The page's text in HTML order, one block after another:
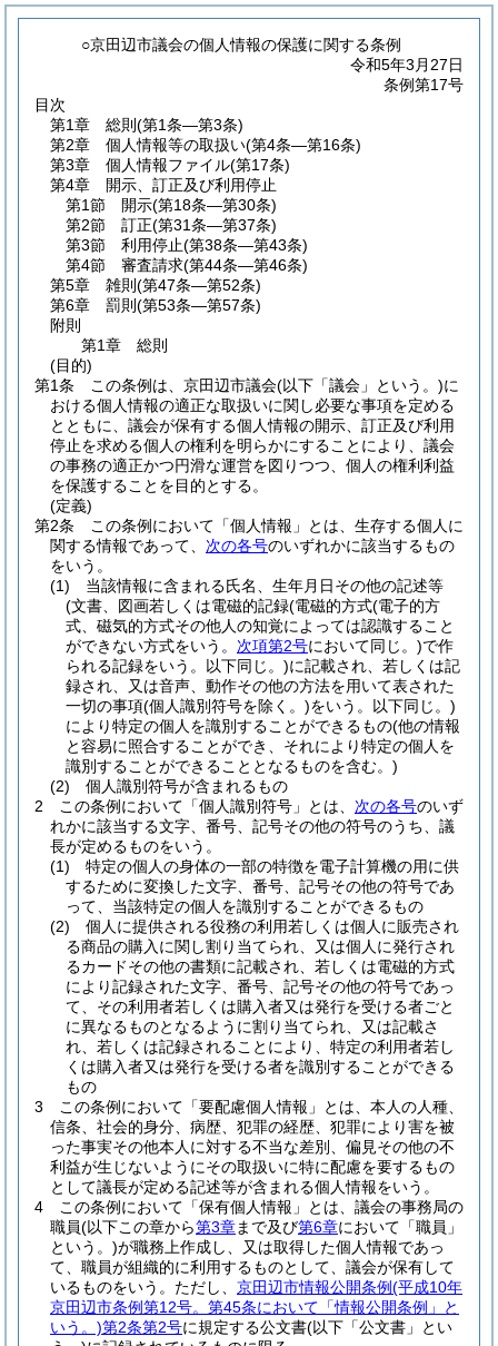
○京田辺市議会の個人情報の保護に関する条例
令和5年3月27日
条例第17号
目次
第1章
総則 (第1条―第3条)
第2章
個人情報等の取扱い(第4条―第16条)
第3章
個人情報ファイル(第17条)
第4章
開示、訂正及び利用停止
第1節
開示(第18条―第30条)
第2節
訂正(第31条―第37条)
第3節
利用停止(第38条―第43条)
第4節
審査請求(第44条―第46条)
第5章
雑則 (第47条―第52条)
第6章
罰則 (第53条―第57条)
附則
第1章
総則
(目的)
第1条
この条例は、京田辺市議会(以下「議会」という。)に
おける個人情報の適正な取扱いに関し必要な事項を定める
とともに、議会が保有する個人情報の開示、訂正及び利用
停止を求める個人の権利を明らかにすることにより、議会
の事務の適正かつ円滑な運営を図りつつ、個人の権利利益
を保護することを目的とする。
(定義)
第2条
この条例において「個人情報」とは、生存する個人に
関する情報であって、 次の各号のいずれかに該当するもの
をいう。
(1)
当該情報に含まれる氏名、生年月日その他の記述等
(文書、図画若しくは電磁的記録(電磁的方式(電子的方
式、磁気的方式その他人の知覚によっては認識すること
ができない方式をいう。 次項第2号において同じ。)で作
られる記録をいう。以下同じ。)に記載され、若しくは記
録され、又は音声、動作その他の方法を用いて表された
一切の事項(個人識別符号を除く。)をいう。以下同じ。)
により特定の個人を識別することができるもの(他の情報
と容易に照合することができ、それにより特定の個人を
識別することができることとなるものを含む。)
(2)
個人識別符号が含まれるもの
2
この条例において「個人識別符号」とは、 次の各号のいず
れかに該当する文字、番号、記号その他の符号のうち、議
長が定めるものをいう。
(1)
特定の個人の身体の一部の特徴を電子計算機の用に供
するために変換した文字、番号、記号その他の符号であ
って、当該特定の個人を識別することができるもの
(2)
個人に提供される役務の利用若しくは個人に販売され
る商品の購入に関し割り当てられ、又は個人に発行され
るカードその他の書類に記載され、若しくは電磁的方式
により記録された文字、番号、記号その他の符号であっ
て、その利用者若しくは購入者又は発行を受ける者ごと
に異なるものとなるように割り当てられ、又は記載さ
れ、若しくは記録されることにより、特定の利用者若し
くは購入者又は発行を受ける者を識別することができる
もの
3
この条例において「要配慮個人情報」とは、本人の人種、
信条、社会的身分、病歴、犯罪の経歴、犯罪により害を被
った事実その他本人に対する不当な差別、偏見その他の不
利益が生じないようにその取扱いに特に配慮を要するもの
として議長が定める記述等が含まれる個人情報をいう。
4
この条例において「保有個人情報」とは、議会の事務局の
職員(以下この章から第3章まで及び第6章において「職員」
という。)が職務上作成し、又は取得した個人情報であっ
て、職員が組織的に利用するものとして、議会が保有して
いるものをいう。 ただし、 京田辺市情報公開条例(平成10年
京田辺市条例第12号。第45条において「情報公開条例」と
いう。)第2条第2号に規定する公文書(以下「公文書」とい